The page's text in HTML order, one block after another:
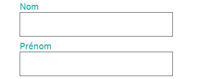
Nom
Prénom